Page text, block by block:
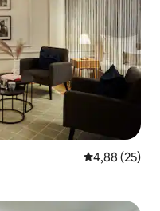
4,88 av 5 i
4,88 (25)